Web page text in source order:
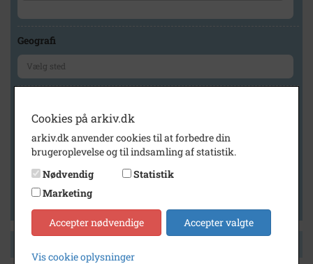
Geografi
Vis kun med billeder
Vis kun med filmklip
Vis kun med kilder
Cookies på arkiv.dk
arkiv.dk anvender cookies til at forbedre din
brugeroplevelse og til indsamling af statistik.
Nødvendig
Statistik
Marketing
Accepter nødvendige Accepter valgte
Vis cookie oplysninger